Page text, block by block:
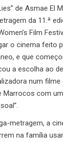
de Asmae El
da 11.ª
Film
o cinema feito
e que
a escolha ao
num filme
Marrocos com
metragem, a
na família